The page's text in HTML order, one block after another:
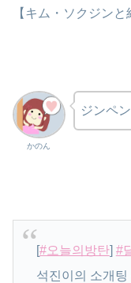
【キム・ソクジン
かのん
ジンペ
[#오늘의방탄] #
석진이의 소개